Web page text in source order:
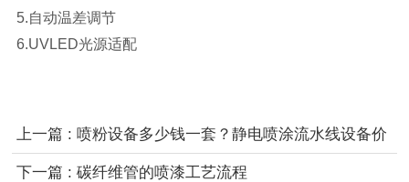
5.自动温差调节
6.UVLED光源适配
上一篇 : 喷粉设备多少钱一套？静电喷涂流水线设备价
格？喷涂设备多少钱一套？粉末喷涂设备多少钱？
下一篇 : 碳纤维管的喷漆工艺流程